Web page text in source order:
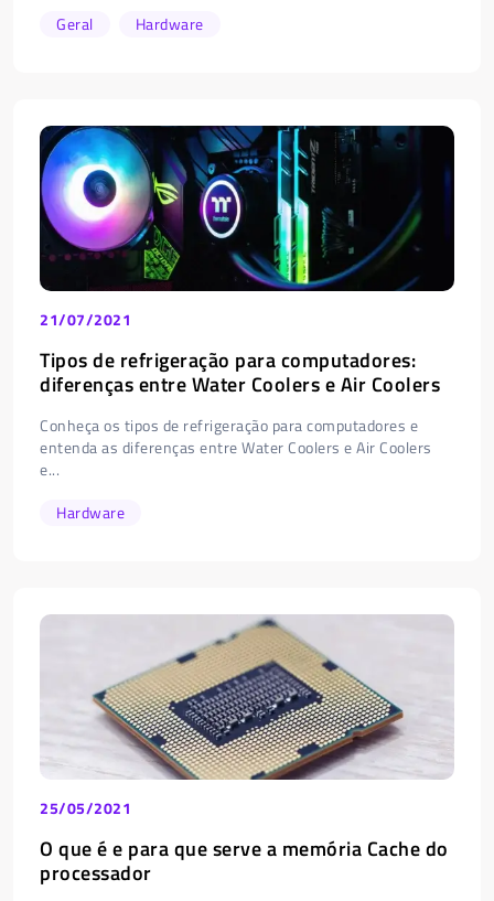
Geral
Hardware
21/07/2021
Tipos de refrigeração para computadores:
diferenças entre Water Coolers e Air Coolers
Conheça os tipos de refrigeração para computadores e
entenda as diferenças entre Water Coolers e Air Coolers
e...
Hardware
25/05/2021
O que é e para que serve a memória Cache do
processador